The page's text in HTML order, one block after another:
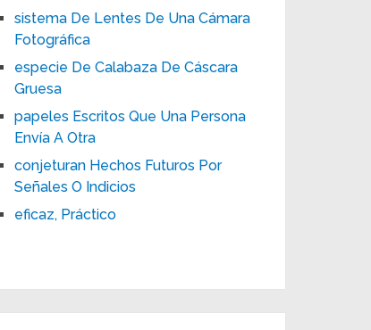
sistema De Lentes De Una Cámara
Fotográfica
especie De Calabaza De Cáscara
Gruesa
papeles Escritos Que Una Persona
Envía A Otra
conjeturan Hechos Futuros Por
Señales O Indicios
eficaz, Práctico